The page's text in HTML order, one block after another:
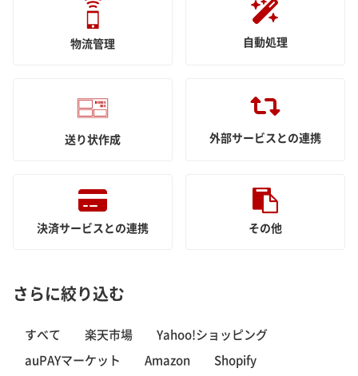
物流管理 自動処理
送り状作成 外部サービスとの連携
決済サービスとの連携 その他
さらに絞り込む
すべて 楽天市場
Yahoo!ショッピング
auPAYマーケット
Amazon
Shopify